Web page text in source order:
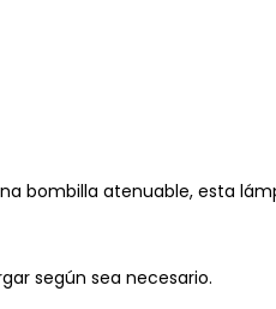
bombilla atenuable, esta
según sea necesario.